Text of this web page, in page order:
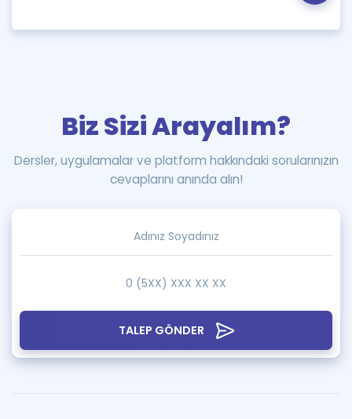
TALEP GÖNDER
Biz Sizi Arayalım?
Dersler, uygulamalar ve platform hakkındaki sorularınızın
cevaplarını anında alın!